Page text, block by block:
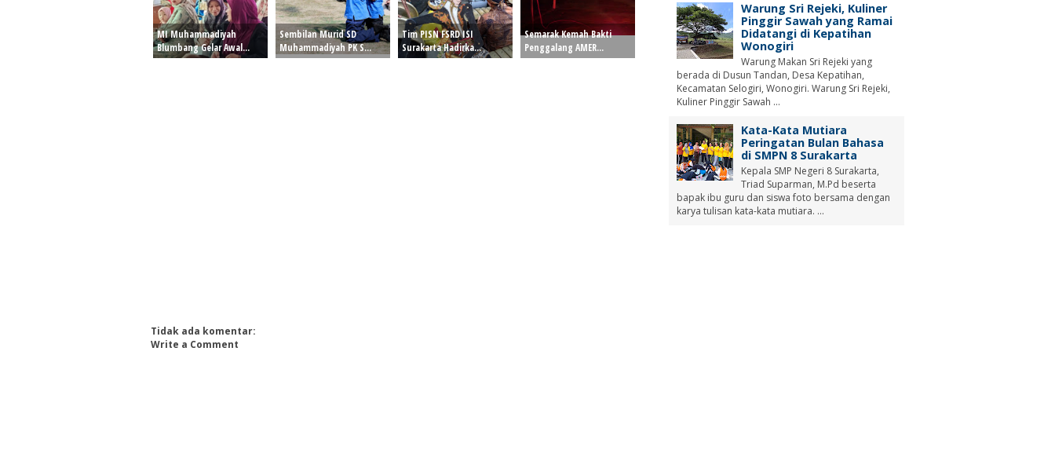
MI Muhammadiyah
Blumbang Gelar Awal...
Sembilan Murid SD
Muhammadiyah PK S...
Tim PISN FSRD ISI
Surakarta Hadirka...
Semarak Kemah Bakti
Penggalang AMER...
Tidak ada komentar:
Write a Comment
Warung Sri Rejeki, Kuliner
Pinggir Sawah yang Ramai
Didatangi di Kepatihan
Wonogiri
Warung Makan Sri Rejeki yang
berada di Dusun Tandan, Desa Kepatihan,
Kecamatan Selogiri, Wonogiri. Warung Sri Rejeki,
Kuliner Pinggir Sawah ...
Kata-Kata Mutiara
Peringatan Bulan Bahasa
di SMPN 8 Surakarta
Kepala SMP Negeri 8 Surakarta,
Triad Suparman, M.Pd beserta
bapak ibu guru dan siswa foto bersama dengan
karya tulisan kata-kata mutiara. ...